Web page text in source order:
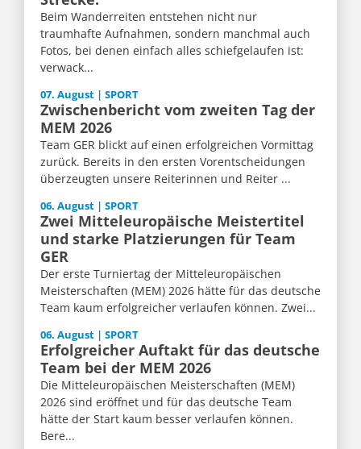
Beim Wanderreiten entstehen nicht nur
traumhafte Aufnahmen, sondern manchmal auch
Fotos, bei denen einfach alles schiefgelaufen ist:
verwack...
07. August | SPORT
Zwischenbericht vom zweiten Tag der
MEM 2026
Team GER blickt auf einen erfolgreichen Vormittag
zurück. Bereits in den ersten Vorentscheidungen
überzeugten unsere Reiterinnen und Reiter ...
06. August | SPORT
Zwei Mitteleuropäische Meistertitel
und starke Platzierungen für Team
GER
Der erste Turniertag der Mitteleuropäischen
Meisterschaften (MEM) 2026 hätte für das deutsche
Team kaum erfolgreicher verlaufen können. Zwei...
06. August | SPORT
Erfolgreicher Auftakt für das deutsche
Team bei der MEM 2026
Die Mitteleuropäischen Meisterschaften (MEM)
2026 sind eröffnet und für das deutsche Team
hätte der Start kaum besser verlaufen können.
Bere...